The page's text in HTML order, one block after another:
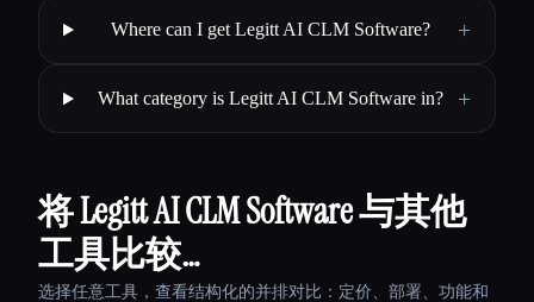
Where can I get Legitt AI CLM Software? +
What category is Legitt AI CLM Software in? +
将 Legitt AI CLM Software 与其他
工具比较…
选择任意工具，查看结构化的并排对比：定价、部署、功能和